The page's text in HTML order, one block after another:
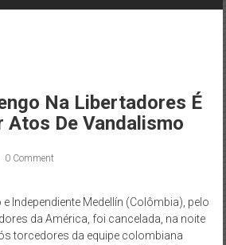
Na Libertadores É
Atos De Vandalismo
0 Comment
Independiente Medellín (Colômbia), pelo
da América, foi cancelada, na noite
torcedores da equipe colombiana